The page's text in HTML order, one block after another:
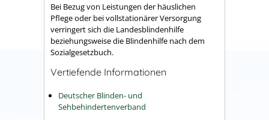
Bei Bezug von Leistungen der häuslichen
Pflege oder bei vollstationärer Versorgung
verringert sich die Landesblindenhilfe
beziehungsweise die Blindenhilfe nach dem
Sozialgesetzbuch.
Vertiefende Informationen
Deutscher Blinden- und
Sehbehindertenverband